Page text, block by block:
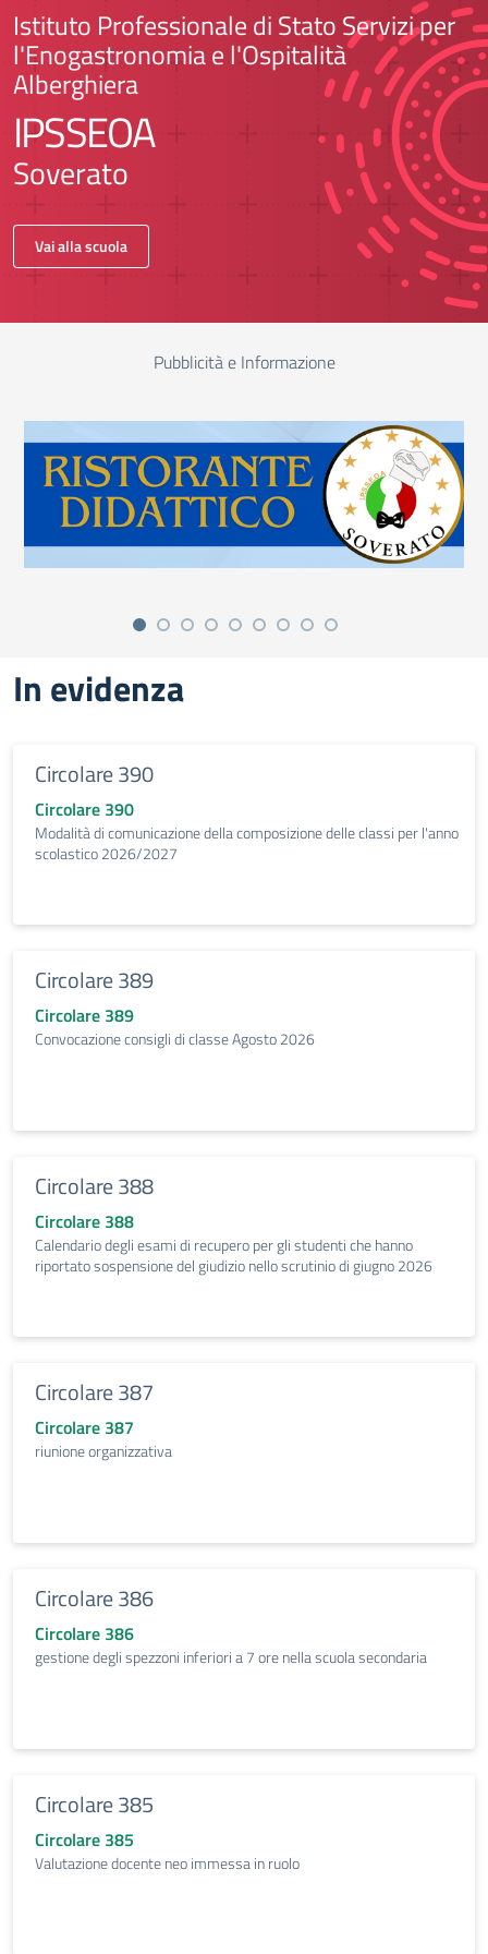
Istituto Professionale di Stato Servizi per
l'Enogastronomia e l'Ospitalità
Alberghiera
IPSSEOA
Soverato
Vai alla scuola
Pubblicità e Informazione
In evidenza
Circolare 390
Circolare 390
Modalità di comunicazione della composizione delle classi per l'anno
scolastico 2026/2027
Circolare 389
Circolare 389
Convocazione consigli di classe Agosto 2026
Circolare 388
Circolare 388
Calendario degli esami di recupero per gli studenti che hanno
riportato sospensione del giudizio nello scrutinio di giugno 2026
Circolare 387
Circolare 387
riunione organizzativa
Circolare 386
Circolare 386
gestione degli spezzoni inferiori a 7 ore nella scuola secondaria
Circolare 385
Circolare 385
Valutazione docente neo immessa in ruolo